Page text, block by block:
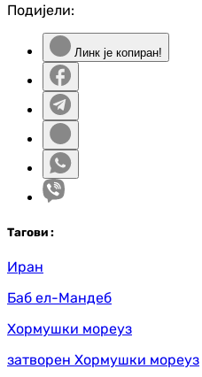
Подијели:
Линк је копиран!
Тагови :
Иран
Баб ел-Мандеб
Хормушки мореуз
затворен Хормушки мореуз